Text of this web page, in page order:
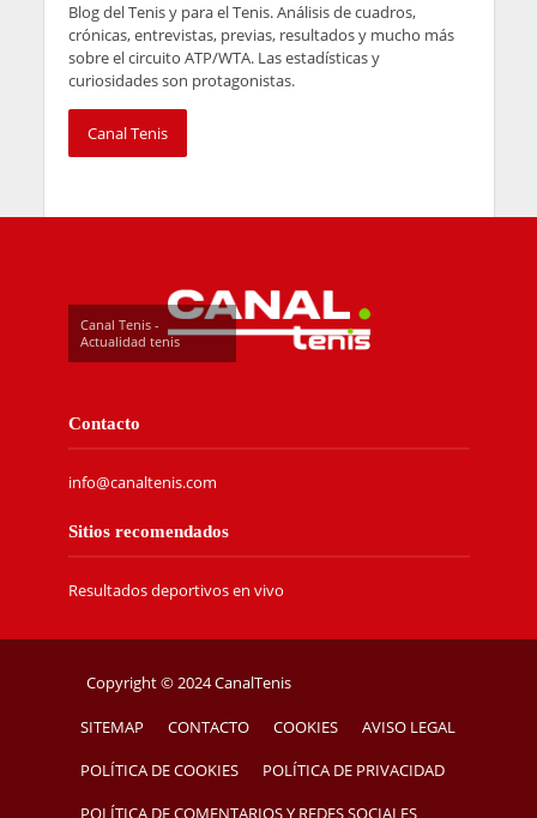
Blog del Tenis y para el Tenis. Análisis de cuadros,
crónicas, entrevistas, previas, resultados y mucho más
sobre el circuito ATP/WTA. Las estadísticas y
curiosidades son protagonistas.
Canal Tenis
Canal Tenis -
Actualidad tenis
Contacto
info@canaltenis.com
Sitios recomendados
Resultados deportivos en vivo
Copyright © 2024 CanalTenis
SITEMAP CONTACTO COOKIES AVISO LEGAL
POLÍTICA DE COOKIES POLÍTICA DE PRIVACIDAD